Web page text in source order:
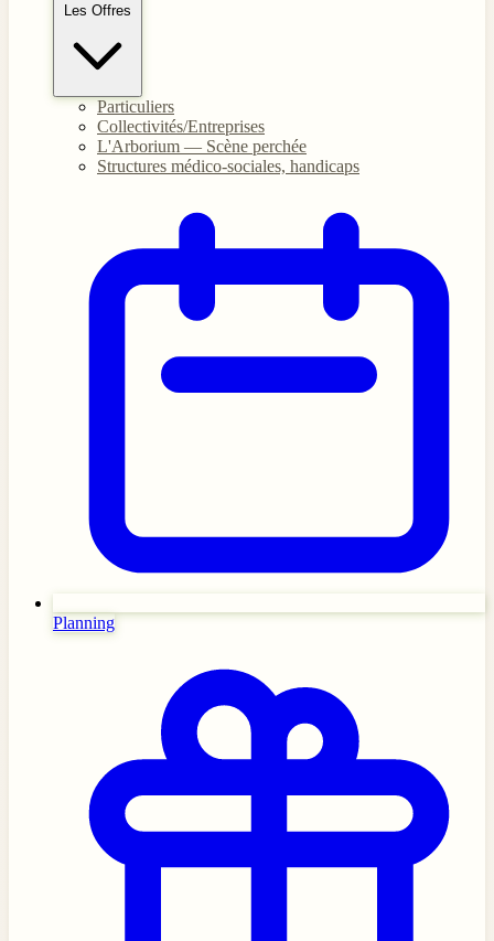
Les Offres
Particuliers
Collectivités/Entreprises
L'Arborium — Scène perchée
Structures médico-sociales, handicaps
Planning